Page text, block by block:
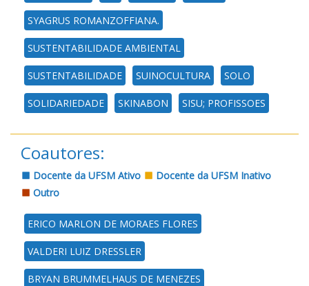
SYAGRUS ROMANZOFFIANA.
SUSTENTABILIDADE AMBIENTAL
SUSTENTABILIDADE SUINOCULTURA SOLO
SOLIDARIEDADE SKINABON SISU; PROFISSOES
Coautores:
Docente da UFSM Ativo
Docente da UFSM Inativo
Outro
ERICO MARLON DE MORAES FLORES
VALDERI LUIZ DRESSLER
BRYAN BRUMMELHAUS DE MENEZES